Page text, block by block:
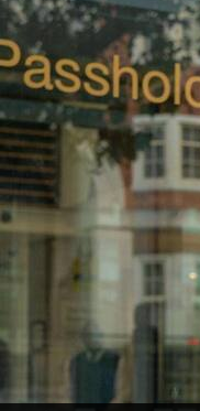
PR
எழுதியவர் Venkatalakshmi
செய்தி முன்னோட்டம்
(Permanent
இராச்சியம்
மூலம்
இது சமூகப்
தற்போது,